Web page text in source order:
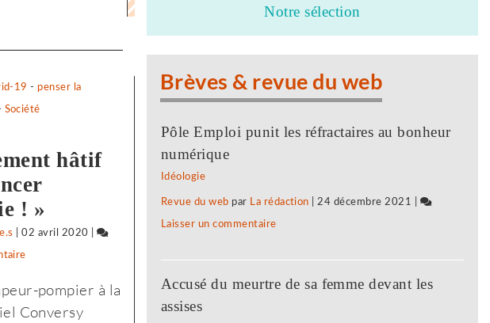
19 - penser la
Société
hâtif
! »
|02 avril 2020 |
face
pompier à la
Conversy
populaire
front
jurassiennes
d’éducation
montent
au
Notre sélection
Brèves & revue du web
Pôle Emploi punit les réfractaires au bonheur
numérique
Idéologie
Revue du web par La rédaction 24 décembre 2021
Laisser un commentaire
à
Accusé du meurtre de sa femme devant les
assises